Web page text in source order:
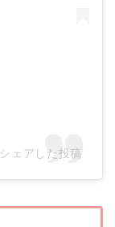
ェアした投稿